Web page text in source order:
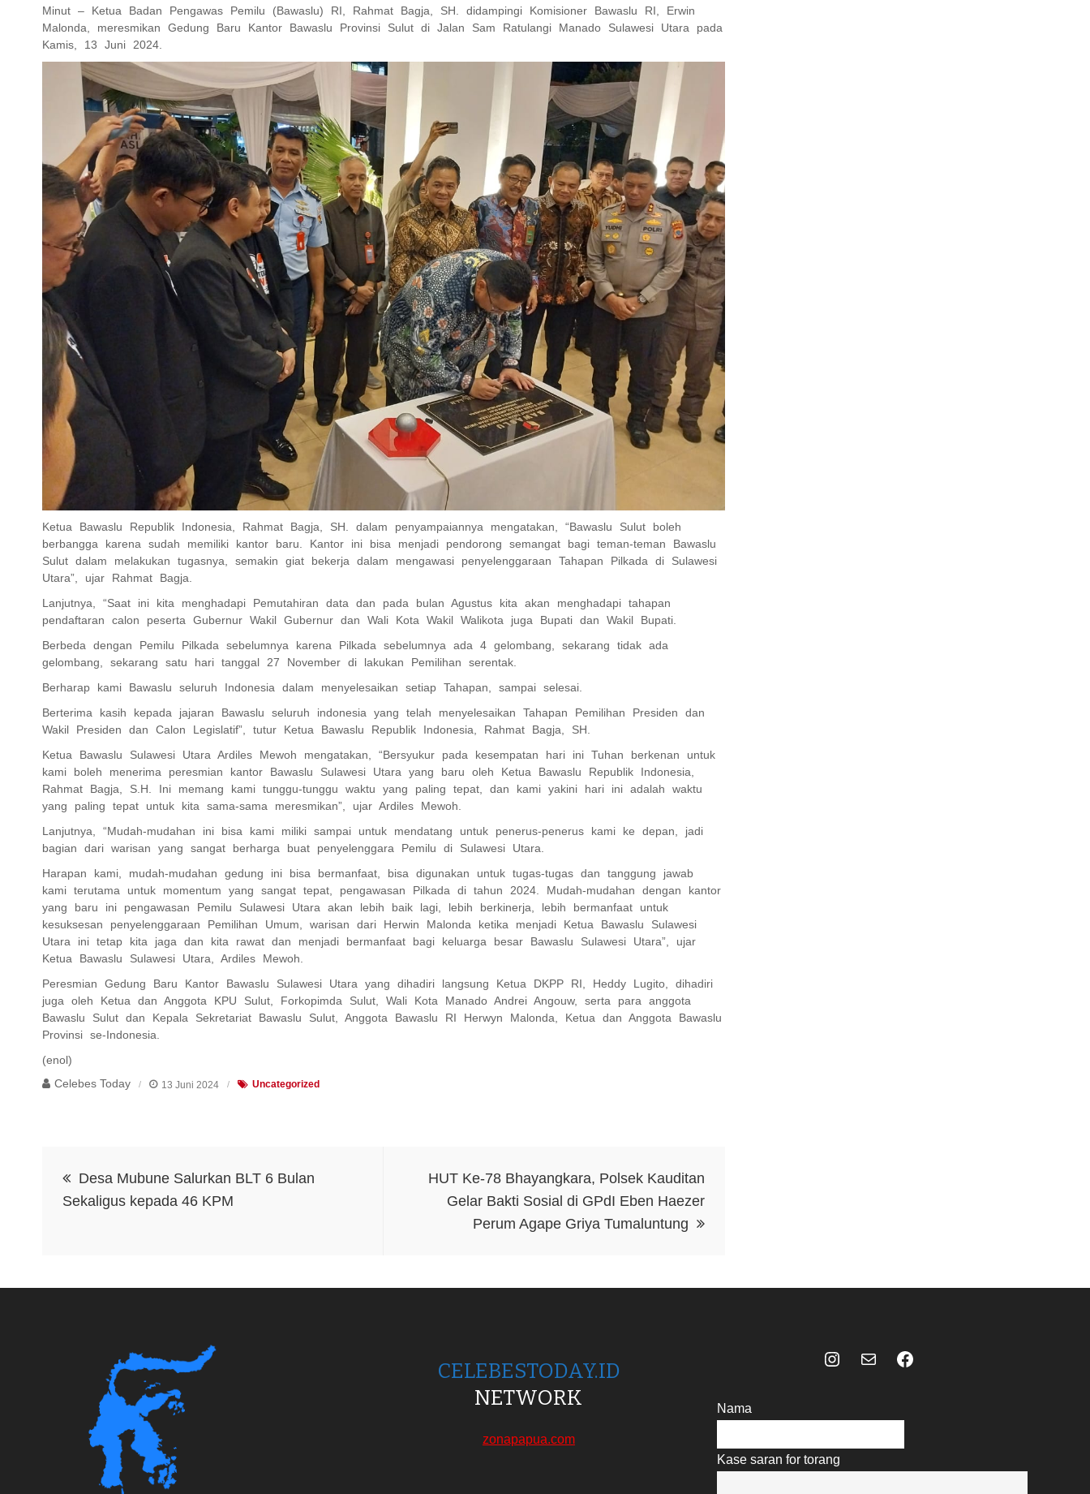
Minut – Ketua Badan Pengawas Pemilu (Bawaslu) RI, Rahmat Bagja, SH. didampingi Komisioner Bawaslu RI, Erwin
Malonda, meresmikan Gedung Baru Kantor Bawaslu Provinsi Sulut di Jalan Sam Ratulangi Manado Sulawesi Utara pada
Kamis, 13 Juni 2024.
Ketua Bawaslu Republik Indonesia, Rahmat Bagja, SH. dalam penyampaiannya mengatakan, “Bawaslu Sulut boleh
berbangga karena sudah memiliki kantor baru. Kantor ini bisa menjadi pendorong semangat bagi teman-teman Bawaslu
Sulut dalam melakukan tugasnya, semakin giat bekerja dalam mengawasi penyelenggaraan Tahapan Pilkada di Sulawesi
Utara”, ujar Rahmat Bagja.
Lanjutnya, “Saat ini kita menghadapi Pemutahiran data dan pada bulan Agustus kita akan menghadapi tahapan
pendaftaran calon peserta Gubernur Wakil Gubernur dan Wali Kota Wakil Walikota juga Bupati dan Wakil Bupati.
Berbeda dengan Pemilu Pilkada sebelumnya karena Pilkada sebelumnya ada 4 gelombang, sekarang tidak ada
gelombang, sekarang satu hari tanggal 27 November di lakukan Pemilihan serentak.
Berharap kami Bawaslu seluruh Indonesia dalam menyelesaikan setiap Tahapan, sampai selesai.
Berterima kasih kepada jajaran Bawaslu seluruh indonesia yang telah menyelesaikan Tahapan Pemilihan Presiden dan
Wakil Presiden dan Calon Legislatif”, tutur Ketua Bawaslu Republik Indonesia, Rahmat Bagja, SH.
Ketua Bawaslu Sulawesi Utara Ardiles Mewoh mengatakan, “Bersyukur pada kesempatan hari ini Tuhan berkenan untuk
kami boleh menerima peresmian kantor Bawaslu Sulawesi Utara yang baru oleh Ketua Bawaslu Republik Indonesia,
Rahmat Bagja, S.H. Ini memang kami tunggu-tunggu waktu yang paling tepat, dan kami yakini hari ini adalah waktu
yang paling tepat untuk kita sama-sama meresmikan”, ujar Ardiles Mewoh.
Lanjutnya, “Mudah-mudahan ini bisa kami miliki sampai untuk mendatang untuk penerus-penerus kami ke depan, jadi
bagian dari warisan yang sangat berharga buat penyelenggara Pemilu di Sulawesi Utara.
Harapan kami, mudah-mudahan gedung ini bisa bermanfaat, bisa digunakan untuk tugas-tugas dan tanggung jawab
kami terutama untuk momentum yang sangat tepat, pengawasan Pilkada di tahun 2024. Mudah-mudahan dengan kantor
yang baru ini pengawasan Pemilu Sulawesi Utara akan lebih baik lagi, lebih berkinerja, lebih bermanfaat untuk
kesuksesan penyelenggaraan Pemilihan Umum, warisan dari Herwin Malonda ketika menjadi Ketua Bawaslu Sulawesi
Utara ini tetap kita jaga dan kita rawat dan menjadi bermanfaat bagi keluarga besar Bawaslu Sulawesi Utara”, ujar
Ketua Bawaslu Sulawesi Utara, Ardiles Mewoh.
Peresmian Gedung Baru Kantor Bawaslu Sulawesi Utara yang dihadiri langsung Ketua DKPP RI, Heddy Lugito, dihadiri
juga oleh Ketua dan Anggota KPU Sulut, Forkopimda Sulut, Wali Kota Manado Andrei Angouw, serta para anggota
Bawaslu Sulut dan Kepala Sekretariat Bawaslu Sulut, Anggota Bawaslu RI Herwyn Malonda, Ketua dan Anggota Bawaslu
Provinsi se-Indonesia.
(enol)
Celebes Today
13 Juni 2024 Uncategorized
Navigasi
pos
Desa Mubune Salurkan BLT 6 Bulan
Sekaligus kepada 46 KPM
HUT Ke-78 Bhayangkara, Polsek Kauditan
Gelar Bakti Sosial di GPdI Eben Haezer
Perum Agape Griya Tumaluntung
CELEBESTODAY.ID
NETWORK
zonapapua.com
Instagram
Mail Celebes Today Social Media
Nama
Kase saran for torang